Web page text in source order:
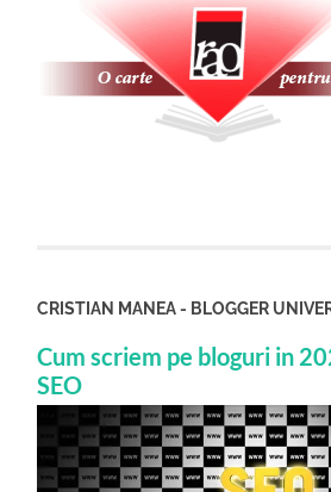
CRISTIAN MANEA - BLOGGER
Cum scriem pe bloguri in
SEO